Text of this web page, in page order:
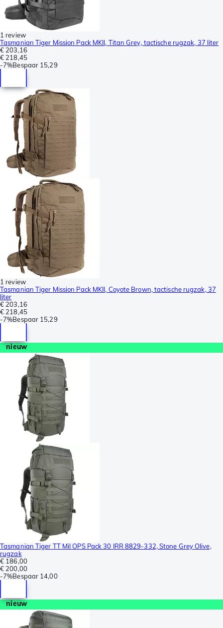
1 review
Tasmanian Tiger Mission Pack MKII, Titan Grey, tactische rugzak, 37 liter
€ 203,16
€ 218,45
-7%Bespaar 15,29
1 review
Tasmanian Tiger Mission Pack MKII, Coyote Brown, tactische rugzak, 37
liter
€ 203,16
€ 218,45
-7%Bespaar 15,29
nieuw
Tasmanian Tiger TT Mil OPS Pack 30 IRR 8829-332, Stone Grey Olive,
rugzak
€ 186,00
€ 200,00
-7%Bespaar 14,00
nieuw